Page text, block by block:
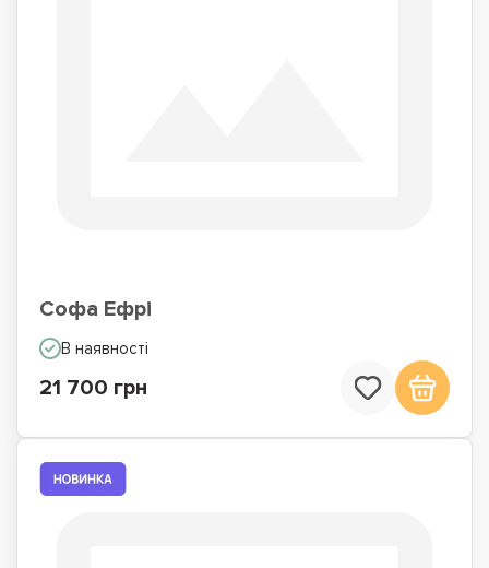
Софа Ефрі
В наявності
21 700 грн